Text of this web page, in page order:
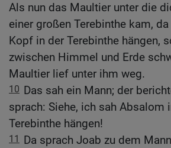
Als nun das Maultier unter die
einer großen Terebinthe kam,
Kopf in der Terebinthe hängen,
zwischen Himmel und Erde
Maultier lief unter ihm weg.
10 Das sah ein Mann; der
sprach: Siehe, ich sah Absalom
Terebinthe hängen!
11
Da sprach Joab zu dem